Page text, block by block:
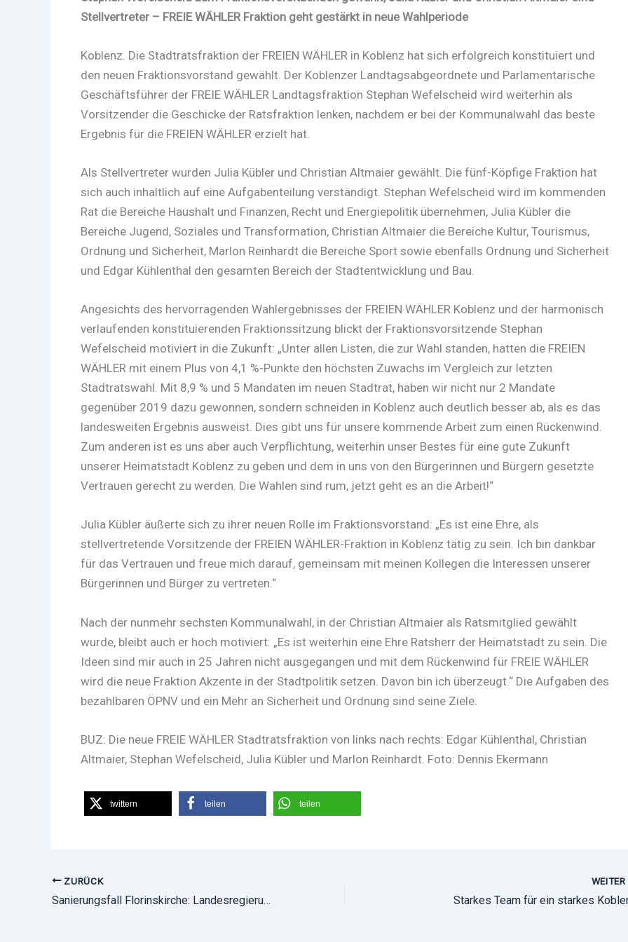
Stellvertreter – FREIE WÄHLER Fraktion geht gestärkt in neue Wahlperiode
Koblenz. Die Stadtratsfraktion der FREIEN WÄHLER in Koblenz hat sich erfolgreich konstituiert und
den neuen Fraktionsvorstand gewählt. Der Koblenzer Landtagsabgeordnete und Parlamentarische
Geschäftsführer der FREIE WÄHLER Landtagsfraktion Stephan Wefelscheid wird weiterhin als
Vorsitzender die Geschicke der Ratsfraktion lenken, nachdem er bei der Kommunalwahl das beste
Ergebnis für die FREIEN WÄHLER erzielt hat.
Als Stellvertreter wurden Julia Kübler und Christian Altmaier gewählt. Die fünf-Köpfige Fraktion hat
sich auch inhaltlich auf eine Aufgabenteilung verständigt. Stephan Wefelscheid wird im kommenden
Rat die Bereiche Haushalt und Finanzen, Recht und Energiepolitik übernehmen, Julia Kübler die
Bereiche Jugend, Soziales und Transformation, Christian Altmaier die Bereiche Kultur, Tourismus,
Ordnung und Sicherheit, Marlon Reinhardt die Bereiche Sport sowie ebenfalls Ordnung und Sicherheit
und Edgar Kühlenthal den gesamten Bereich der Stadtentwicklung und Bau.
Angesichts des hervorragenden Wahlergebnisses der FREIEN WÄHLER Koblenz und der harmonisch
verlaufenden konstituierenden Fraktionssitzung blickt der Fraktionsvorsitzende Stephan
Wefelscheid motiviert in die Zukunft: „Unter allen Listen, die zur Wahl standen, hatten die FREIEN
WÄHLER mit einem Plus von 4,1 %-Punkte den höchsten Zuwachs im Vergleich zur letzten
Stadtratswahl. Mit 8,9 % und 5 Mandaten im neuen Stadtrat, haben wir nicht nur 2 Mandate
gegenüber 2019 dazu gewonnen, sondern schneiden in Koblenz auch deutlich besser ab, als es das
landesweiten Ergebnis ausweist. Dies gibt uns für unsere kommende Arbeit zum einen Rückenwind.
Zum anderen ist es uns aber auch Verpflichtung, weiterhin unser Bestes für eine gute Zukunft
unserer Heimatstadt Koblenz zu geben und dem in uns von den Bürgerinnen und Bürgern gesetzte
Vertrauen gerecht zu werden. Die Wahlen sind rum, jetzt geht es an die Arbeit!“
Julia Kübler äußerte sich zu ihrer neuen Rolle im Fraktionsvorstand: „Es ist eine Ehre, als
stellvertretende Vorsitzende der FREIEN WÄHLER-Fraktion in Koblenz tätig zu sein. Ich bin dankbar
für das Vertrauen und freue mich darauf, gemeinsam mit meinen Kollegen die Interessen unserer
Bürgerinnen und Bürger zu vertreten.“
Nach der nunmehr sechsten Kommunalwahl, in der Christian Altmaier als Ratsmitglied gewählt
wurde, bleibt auch er hoch motiviert: „Es ist weiterhin eine Ehre Ratsherr der Heimatstadt zu sein. Die
Ideen sind mir auch in 25 Jahren nicht ausgegangen und mit dem Rückenwind für FREIE WÄHLER
wird die neue Fraktion Akzente in der Stadtpolitik setzen. Davon bin ich überzeugt.“ Die Aufgaben des
bezahlbaren ÖPNV und ein Mehr an Sicherheit und Ordnung sind seine Ziele.
BUZ: Die neue FREIE WÄHLER Stadtratsfraktion von links nach rechts: Edgar Kühlenthal, Christian
Altmaier, Stephan Wefelscheid, Julia Kübler und Marlon Reinhardt. Foto: Dennis Ekermann
twittern teilen teilen
ZURÜCK
Sanierungsfall Florinskirche: Landesregierung antwortet auf Kleine Anfrage der FREIEN WÄHLER
WEITER
Starkes Team für ein starkes